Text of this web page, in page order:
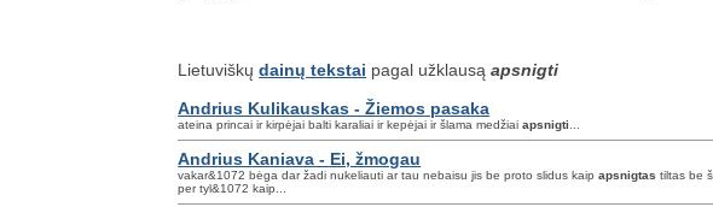
Lietuviškųdainų tekstai pagal užklausąapsnigti
Andrius Kulikauskas - Žiemos pasaka
ateina princai ir kirpėjai balti karaliai ir kepėjai ir šlama medžiaiapsnigti
Andrius Kaniava - Ei, žmogau
vakar&1072 bėga dar žadi nukeliauti ar tau nebaisu jis be proto slidus kaipapsnigtas tiltas be
per tyl&1072 kaip...